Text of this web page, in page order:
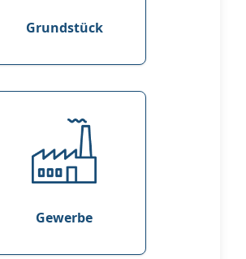
Grundstück
Gewerbe